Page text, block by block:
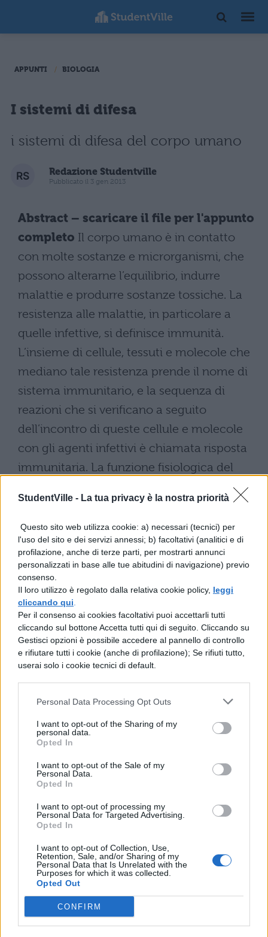
StudentVille - La tua privacy è la nostra priorità
Questo sito web utilizza cookie: a) necessari (tecnici) per
l'uso del sito e dei servizi annessi; b) facoltativi (analitici e di
profilazione, anche di terze parti, per mostrarti annunci
personalizzati in base alle tue abitudini di navigazione) previo
consenso.
Il loro utilizzo è regolato dalla relativa cookie policy, leggi
cliccando qui
Per il consenso ai cookies facoltativi puoi accettarli tutti
cliccando sul bottone Accetta tutti qui di seguito. Cliccando su
Gestisci opzioni è possibile accedere al pannello di controllo
e rifiutare tutti i cookie (anche di profilazione); Se rifiuti tutto,
userai solo i cookie tecnici di default.
Personal Data Processing Opt Outs
I want to opt-out of the Sharing of my
personal data.
Opted In
I want to opt-out of the Sale of my
Personal Data.
Opted In
I want to opt-out of processing my
Personal Data for Targeted Advertising.
Opted In
I want to opt-out of Collection, Use,
Retention, Sale, and/or Sharing of my
Personal Data that Is Unrelated with the
Purposes for which it was collected.
Opted Out
CONFIRM
APPUNTI BIOLOGIA
I sistemi di difesa
i sistemi di difesa del corpo umano
Redazione Studentville
Pubblicato il 3 gen 2013
Abstract – scaricare il file per l'appunto
completo Il corpo umano è in contatto
con molte sostanze e microrganismi, che
possono alterarne l’equilibrio, indurre
malattie e produrre sostanze tossiche. La
resistenza alle malattie, in particolare a
quelle infettive, si definisce immunità.
L’insieme di cellule, tessuti e molecole che
mediano tale resistenza prende il nome di
sistema immunitario, e la sequenza di
reazioni che si verificano a seguito
dell’incontro di queste cellule e molecole
con gli agenti infettivi è chiamata risposta
immunitaria. La funzione fisiologica del
Scarica il contenuto
TI POTREBBE INTERESSARE
BIOLOGIA
La cellula procariotica:
riassunto e struttura
BIOLOGIA
I procarioti: cosa sono
BIOLOGIA
Gli Artropodi: cosa sono e dove vivono
Mitosi e Meiosi: come avvengono